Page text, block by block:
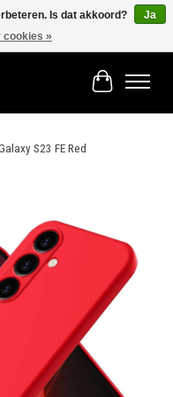
Winkelwagen
S23 FE Red
Items
Is dat akkoord?
Ja
cookies »